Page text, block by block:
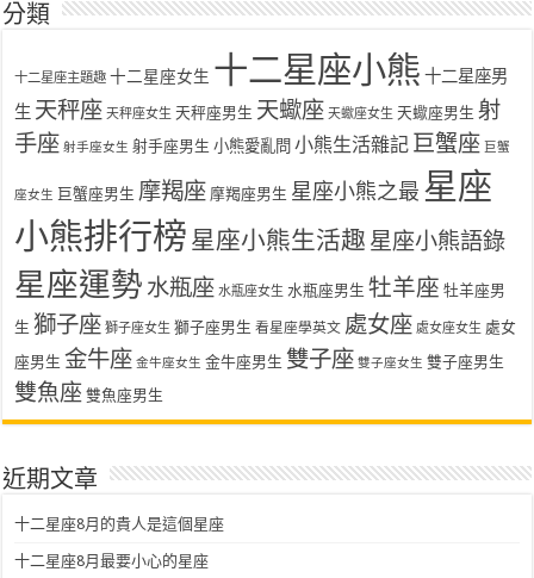
分類
十二星座主題趣 十二星座女生 十二星座小熊 十二星座男
生 天秤座 天秤座女生 天秤座男生 天蠍座 天蠍座女生 天蠍座男生 射
手座 射手座女生 射手座男生 小熊愛亂問 小熊生活雜記 巨蟹座 巨蟹
座女生 巨蟹座男生 摩羯座 摩羯座男生 星座小熊之最 星座
小熊排行榜 星座小熊生活趣 星座小熊語錄
星座運勢 水瓶座 水瓶座女生 水瓶座男生 牡羊座 牡羊座男
生 獅子座 獅子座女生 獅子座男生 看星座學英文 處女座 處女座女生 處女
座男生 金牛座 金牛座女生 金牛座男生 雙子座 雙子座女生 雙子座男生
雙魚座 雙魚座男生
近期文章
十二星座8月的貴人是這個星座
十二星座8月最要小心的星座